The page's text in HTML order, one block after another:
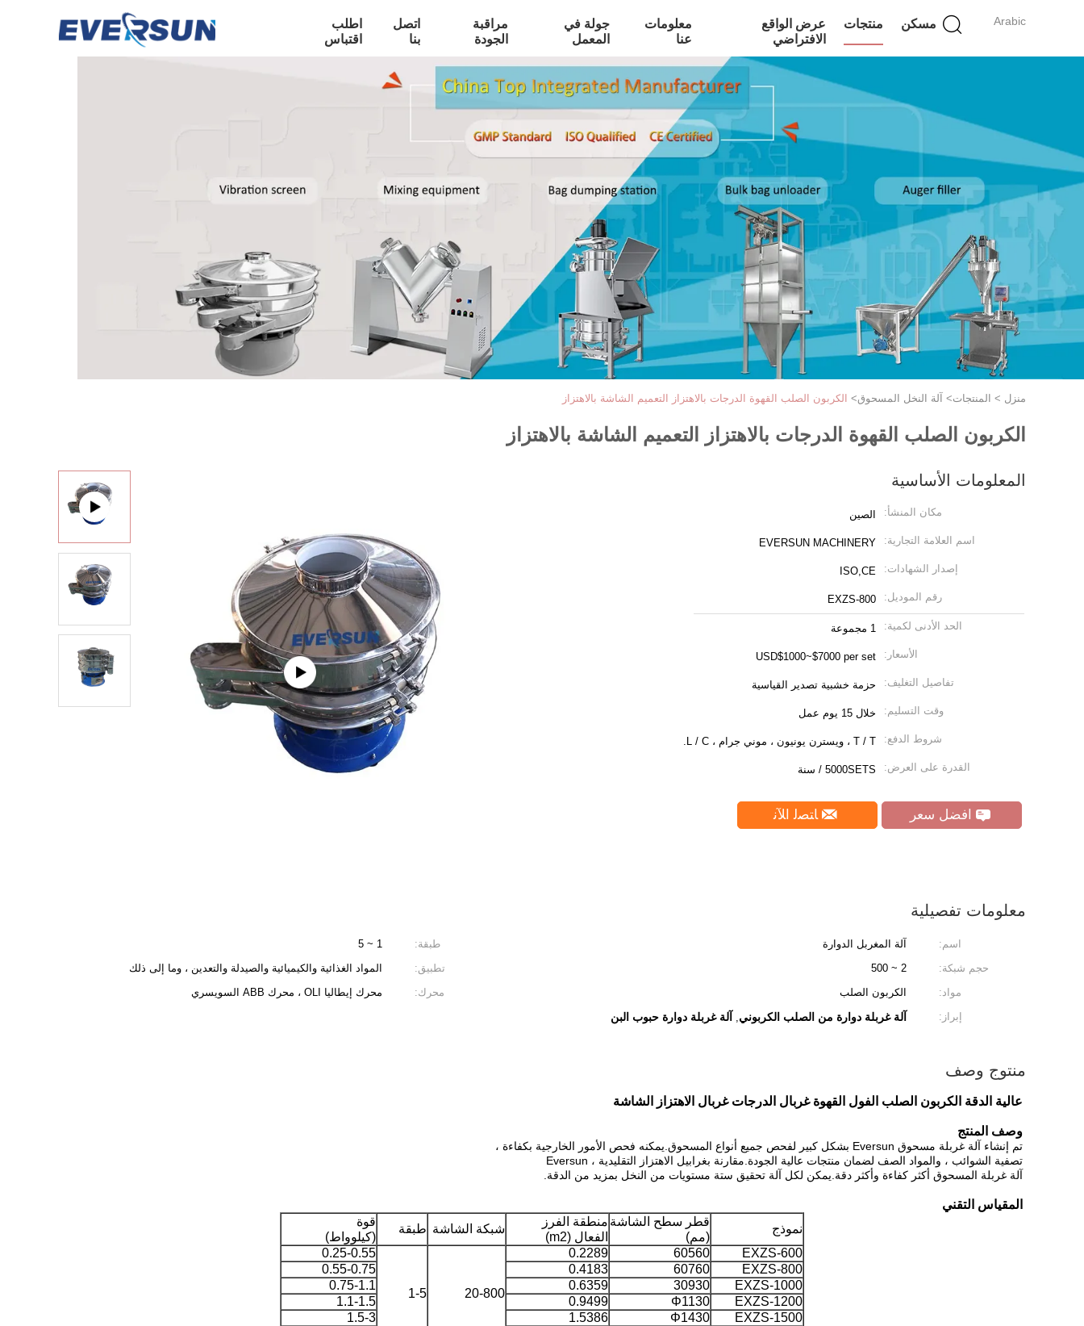
Arabic مسكن منتجات
عرض الواقع
الافتراضي
معلومات
عنا
جولة في
المعمل
مراقبة
الجودة
اتصل
بنا
اطلب
اقتباس
منزل > المنتجات> آلة النخل المسحوق> الكربون الصلب القهوة الدرجات بالاهتزاز التعميم الشاشة بالاهتزاز
الكربون الصلب القهوة الدرجات بالاهتزاز التعميم الشاشة بالاهتزاز
المعلومات الأساسية
مكان المنشأ: الصين
اسم العلامة التجارية: EVERSUN MACHINERY
إصدار الشهادات: ISO,CE
رقم الموديل: EXZS-800
الحد الأدنى لكمية: 1 مجموعة
الأسعار: USD$1000~$7000 per set
تفاصيل التغليف: حزمة خشبية تصدير القياسية
وقت التسليم: خلال 15 يوم عمل
شروط الدفع: T / T ، ويسترن يونيون ، موني جرام ، L / C.
القدرة على العرض: 5000SETS / سنة
افضل سعر ﺎﺘﺼﻟ ﺍﻶﻧ
معلومات تفصيلية
اسم: آلة المغربل الدوارة طبقة:
1 ~ 5
حجم شبكة:
2 ~ 500 تطبيق:
المواد الغذائية والكيميائية والصيدلة والتعدين ، وما إلى ذلك
مواد:
الكربون الصلب محرك:
محرك إيطاليا OLI ، محرك ABB السويسري
إبراز:
آلة غربلة دوارة من الصلب الكربوني, آلة غربلة دوارة حبوب البن
منتوج وصف
عالية الدقة الكربون الصلب الفول القهوة غربال الدرجات غربال الاهتزاز الشاشة
وصف المنتج
تم إنشاء آلة غربلة مسحوق Eversun بشكل كبير لفحص جميع أنواع المسحوق.يمكنه فحص الأمور الخارجية بكفاءة ،
تصفية الشوائب ، والمواد الصف لضمان منتجات عالية الجودة.مقارنة بغرابيل الاهتزاز التقليدية ، Eversun
آلة غربلة المسحوق أكثر كفاءة وأكثر دقة.يمكن لكل آلة تحقيق ستة مستويات من النخل بمزيد من الدقة.
المقياس التقني
نموذج
قطر سطح الشاشة
(مم)
منطقة الفرز
الفعال (m2)
شبكة الشاشة طبقة
قوة
(كيلوواط)
EXZS-600
60560
0.2289
20-800
1-5
0.25-0.55
EXZS-800
60760
0.4183
0.55-0.75
EXZS-1000
30930
0.6359
0.75-1.1
EXZS-1200
Φ1130
0.9499
1.1-1.5
EXZS-1500
Φ1430
1.5386
1.5-3